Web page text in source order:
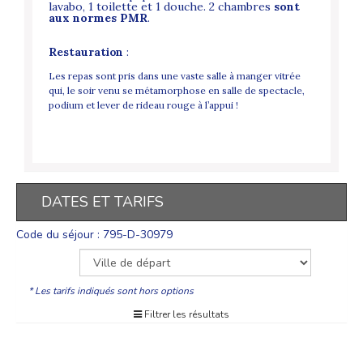
lavabo, 1 toilette et 1 douche. 2 chambres sont
aux normes PMR.
Restauration :
Les repas sont pris dans une vaste salle à manger vitrée
qui, le soir venu se métamorphose en salle de spectacle,
podium et lever de rideau rouge à l’appui !
DATES ET TARIFS
Code du séjour : 795-D-30979
* Les tarifs indiqués sont hors options
Filtrer les résultats